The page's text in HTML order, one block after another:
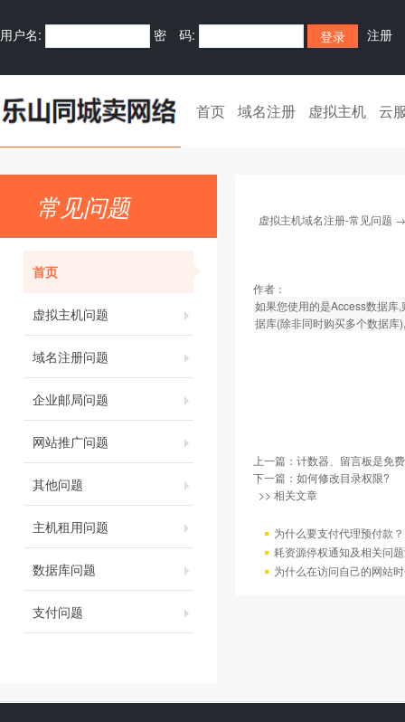
用户名: 密 码: 注册
首页 域名注册 虚拟主机 云
常见问题
首页
虚拟主机问题
域名注册问题
企业邮局问题
网站推广问题
其他问题
主机租用问题
数据库问题
支付问题
虚拟主机域名注册-常见问题
作者：
如果您使用的是Access数据库
据库(除非同时购买多个数据库
上一篇： 计数器、留言板是免
下一篇： 如何修改目录权限?
>> 相关文章
为什么要支付代理预付款？
耗资源停权通知及相关问
为什么在访问自己的网站